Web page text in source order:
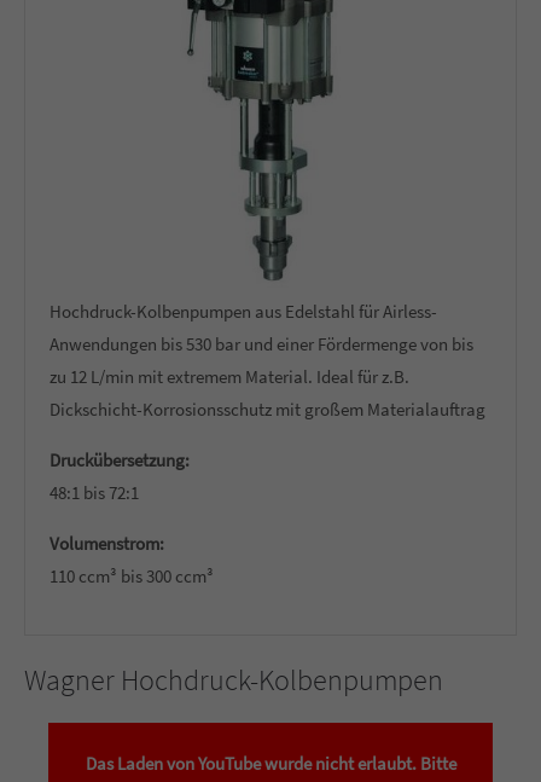
Hochdruck-Kolbenpumpen aus Edelstahl für Airless-
Anwendungen bis 530 bar und einer Fördermenge von bis
zu 12 L/min mit extremem Material. Ideal für z.B.
Dickschicht-Korrosionsschutz mit großem Materialauftrag
Druckübersetzung:
48:1 bis 72:1
Volumenstrom:
110 ccm³ bis 300 ccm³
Wagner Hochdruck-Kolbenpumpen
Das Laden von YouTube wurde nicht erlaubt. Bitte